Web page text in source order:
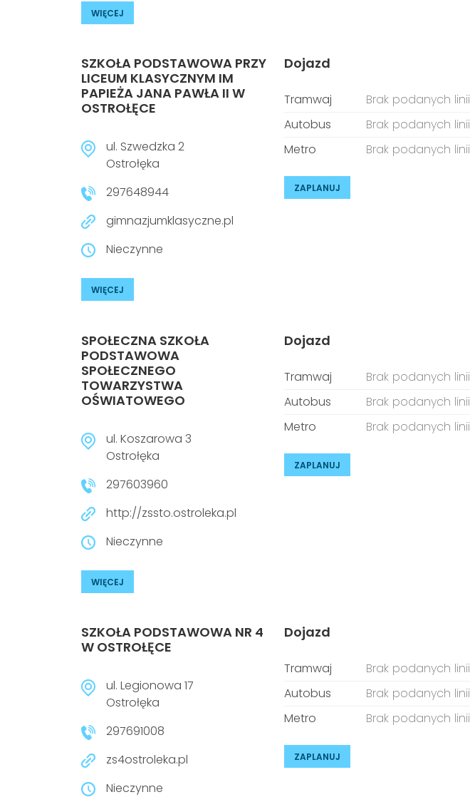
WIĘCEJ
SZKOŁA PODSTAWOWA PRZY
LICEUM KLASYCZNYM IM
PAPIEŻA JANA PAWŁA II W
OSTROŁĘCE
ul. Szwedzka 2
Ostrołęka
297648944
gimnazjumklasyczne.pl
Nieczynne
WIĘCEJ
Dojazd
Tramwaj
Brak podanych linii
Autobus
Brak podanych linii
Metro
Brak podanych linii
ZAPLANUJ
SPOŁECZNA SZKOŁA
PODSTAWOWA
SPOŁECZNEGO
TOWARZYSTWA
OŚWIATOWEGO
ul. Koszarowa 3
Ostrołęka
297603960
http://zssto.ostroleka.pl
Nieczynne
WIĘCEJ
Dojazd
Tramwaj
Brak podanych linii
Autobus
Brak podanych linii
Metro
Brak podanych linii
ZAPLANUJ
SZKOŁA PODSTAWOWA NR 4
W OSTROŁĘCE
ul. Legionowa 17
Ostrołęka
297691008
zs4ostroleka.pl
Nieczynne
Dojazd
Tramwaj
Brak podanych linii
Autobus
Brak podanych linii
Metro
Brak podanych linii
ZAPLANUJ